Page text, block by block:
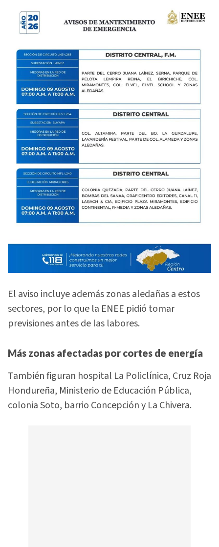
El aviso incluye además zonas aledañas a estos
sectores, por lo que la ENEE pidió tomar
previsiones antes de las labores.
Más zonas afectadas por cortes de energía
También figuran hospital La Policlínica, Cruz Roja
Hondureña, Ministerio de Educación Pública,
colonia Soto, barrio Concepción y La Chivera.